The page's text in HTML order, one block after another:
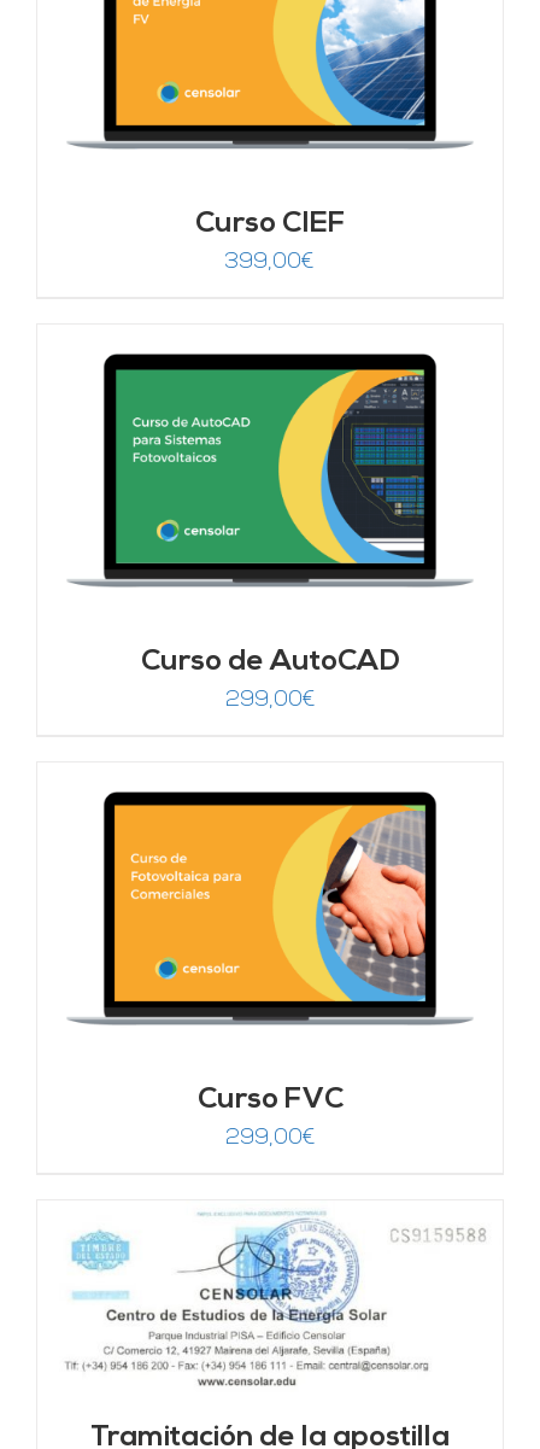
Curso CIEF
399,00€
Curso de AutoCAD
299,00€
Curso FVC
299,00€
Tramitación de la apostilla